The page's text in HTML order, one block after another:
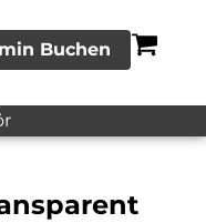
Buchen